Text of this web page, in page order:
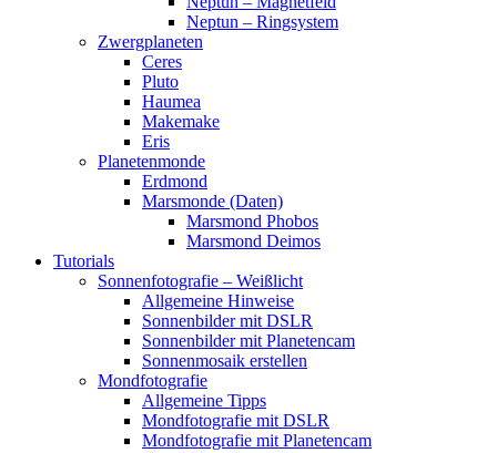
Neptun – Ringsystem
Zwergplaneten
Ceres
Pluto
Haumea
Makemake
Eris
Planetenmonde
Erdmond
Marsmonde (Daten)
Marsmond Phobos
Marsmond Deimos
Tutorials
Sonnenfotografie – Weißlicht
Allgemeine Hinweise
Sonnenbilder mit DSLR
Sonnenbilder mit Planetencam
Sonnenmosaik erstellen
Mondfotografie
Allgemeine Tipps
Mondfotografie mit DSLR
Mondfotografie mit Planetencam